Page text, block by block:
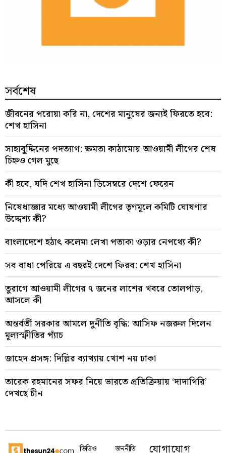
সর্বশেষ
জীবনের পরোয়া করি না, দেশের মানুষের জন্যই ফিরতে হবে:
শেখ হাসিনা
সাহাবু্দ্দিনের পদত্যাগ: ক্ষমতা কাঠামোয় আওয়ামী লীগের শেষ
চিহ্নও গেল মুছে
কী হবে, যদি শেখ হাসিনা ডিসেম্বরে দেশে ফেরেন
নিষেধাজ্ঞার মধ্যে আওয়ামী লীগের তৃণমূলে কমিটি ঘোষণার
উদ্দেশ্য কী?
বাংলাদেশে হঠাৎ কলেমা লেখা পতাকা ওড়ার নেপথ্যে কী?
সব বাধা পেরিয়ে এ বছরই দেশে ফিরব: শেখ হাসিনা
তুরাগে আওয়ামী লীগের ৭ জনের লাশের খবরে তোলপাড়,
আসলে কী
অন্তর্বর্তী সরকার আমলে দুর্নীতি বৃদ্ধি: আসিফ নজরুল দিলেন
মূল্যস্ফীতির প্যাঁচ
জাহেদ প্রসঙ্গ: দিল্লির ব্যাখ্যায় খোশ নয় ঢাকা
তারেক রহমানের সফর নিয়ে ভারতে প্রতিক্রিয়ায় ‘দাদাগিরি’
দেখছে চীন
ভিডিও জননীতি যোগাযোগ